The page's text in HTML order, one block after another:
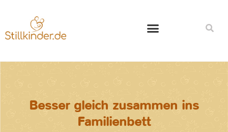
Besser gleich zusammen ins
Familienbett